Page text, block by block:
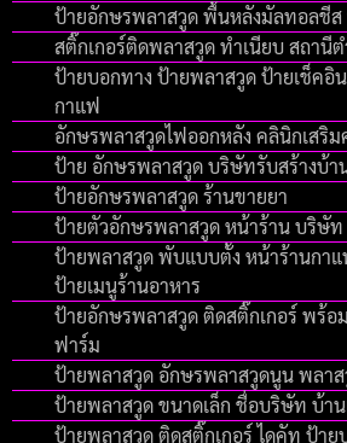
ป้ายอักษรพลาสวูด พื้นหลังมัลทอลชีส
สติ๊กเกอร์ติดพลาสวูด ทำเนียบ สถานี
ป้ายบอกทาง ป้ายพลาสวูด ป้ายเช็คอิ
กาแฟ
อักษรพลาสวูดไฟออกหลัง คลินิกเสริม
ป้าย อักษรพลาสวูด บริษัทรับสร้างบ้า
ป้ายอักษรพลาสวูด ร้านขายยา
ป้ายตัวอักษรพลาสวูด หน้าร้าน บริษัท
ป้ายพลาสวูด พับแบบตั้ง หน้าร้านกา
ป้ายเมนูร้านอาหาร
ป้ายอักษรพลาสวูด ติดสติ๊กเกอร์ พร้อ
ฟาร์ม
ป้ายพลาสวูด อักษรพลาสวูดนูน พลา
ป้ายพลาสวูด ขนาดเล็ก ชื่อบริษัท บ้า
ป้ายพลาสวูด ติดสติ๊กเกอร์ ไดคัท ป้า